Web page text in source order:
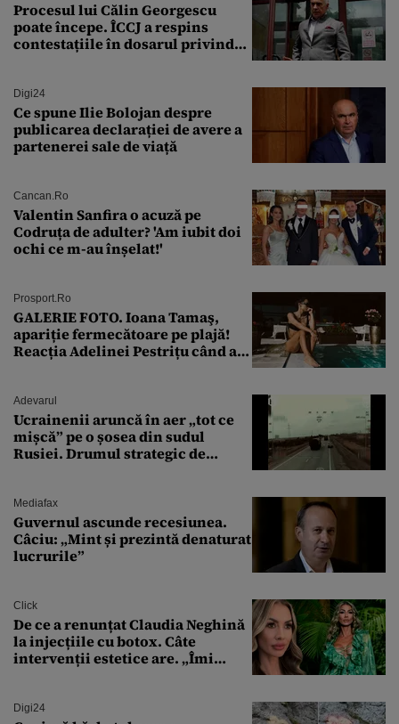
Procesul lui Călin Georgescu
poate începe. ÎCCJ a respins
contestațiile în dosarul privind
Digi24
Ce spune Ilie Bolojan despre
publicarea declarației de avere a
partenerei sale de viață
Cancan.ro
Valentin Sanfira o acuză pe
Codruța de adulter? 'Am iubit doi
ochi ce m-au înșelat!'
Prosport.ro
GALERIE FOTO. Ioana Tamaş,
apariție fermecătoare pe plajă!
Reacția Adelinei Pestrițu când a
Adevarul
Ucrainenii aruncă în aer „tot ce
mișcă” pe o șosea din sudul
Rusiei. Drumul strategic de
Mediafax
Guvernul ascunde recesiunea.
Câciu: „Mint și prezintă denaturat
lucrurile”
Click
De ce a renunțat Claudia Neghină
la injecțiile cu botox. Câte
intervenții estetice are. „Îmi
Digi24